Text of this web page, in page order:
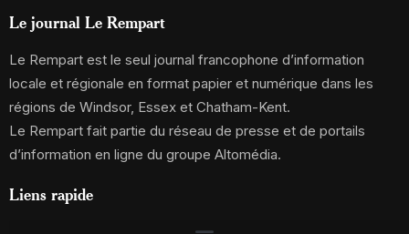
Le journal Le Rempart
Le Rempart est le seul journal francophone d’information
locale et régionale en format papier et numérique dans les
régions de Windsor, Essex et Chatham-Kent.
Le Rempart fait partie du réseau de presse et de portails
d’information en ligne du groupe Altomédia.
Liens rapide